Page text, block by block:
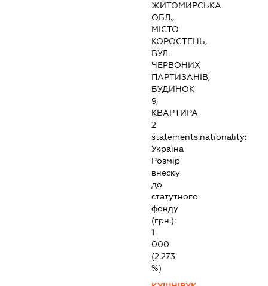
ЖИТОМИРСЬКА
ОБЛ.,
МІСТО
КОРОСТЕНЬ,
ВУЛ.
ЧЕРВОНИХ
ПАРТИЗАНІВ,
БУДИНОК
9,
КВАРТИРА
2
statements.nationality:
Україна
Розмір
внеску
до
статутного
фонду
(грн.):
1
000
(2.273
%)